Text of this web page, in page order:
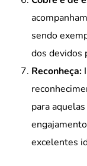
sendo
dos devidos
Reconheça:
para
excelentes